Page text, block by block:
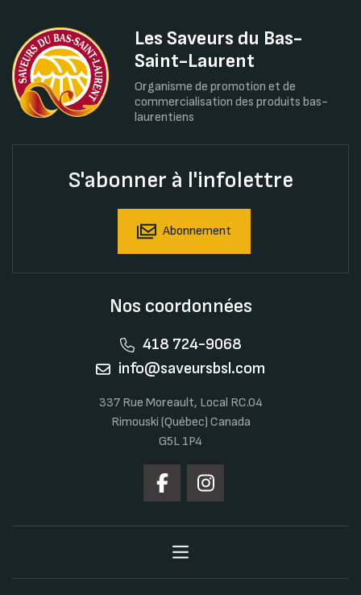
Les Saveurs du Bas-
Saint-Laurent
Organisme de promotion et de
commercialisation des produits bas-
laurentiens
S'abonner à l'infolettre
Abonnement
Nos coordonnées
418 724-9068
info@saveursbsl.com
337 Rue Moreault, Local RC.04
Rimouski (Québec) Canada
G5L 1P4